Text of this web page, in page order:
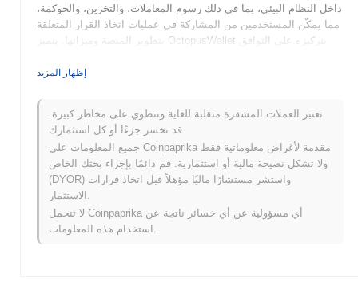
داخل النظام البيئي، بما في ذلك رسوم المعاملات، والتخزين، والحوكمة،
مما يمكّن المستخدمين من المشاركة في عمليات اتخاذ القرار المتعلقة
بتطوير المنصة وميزاتها. يتميز OctopusWallet بتركيزه على التوافق
لكل من المستخدمين الجدد وذوي الخبرة في العملات المشفرة الذين
متى وكيف بدأ OctopusWallet؟
ورقة بيضاء، توضح رؤية المشروع والمواصفات الفنية. أطلق المشروع
شبكة الاختبار الخاصة به في يونيو 2021، مما سمح للمطورين
والمستخدمين الأوائل باستكشاف ميزاته ووظائفه. بعد الاختبار الناجح،
تم إطلاق الشبكة الرئيسية رسميًا في سبتمبر 2021، مما يمثل توفره
العام الأول وتمكين المستخدمين من التفاعل مع المحفظة على
بلوكتشين مباشر. ركزت التطويرات المبكرة على إنشاء واجهة سهلة
إظهار المزيد
تعتبر العملات المشفرة متقلبة للغاية وتنطوي على مخاطر كبيرة.
قد تخسر جزءًا أو كل استثمارك.
جميع المعلومات على Coinpaprika مقدمة لأغراض معلوماتية فقط
ولا تشكل نصيحة مالية أو استثمارية. قم دائمًا بإجراء بحثك الخاص
(DYOR) واستشر مستشارًا ماليًا مؤهلاً قبل اتخاذ قرارات
لا تتحمل Coinpaprika أي مسؤولية عن أي خسائر ناتجة عن